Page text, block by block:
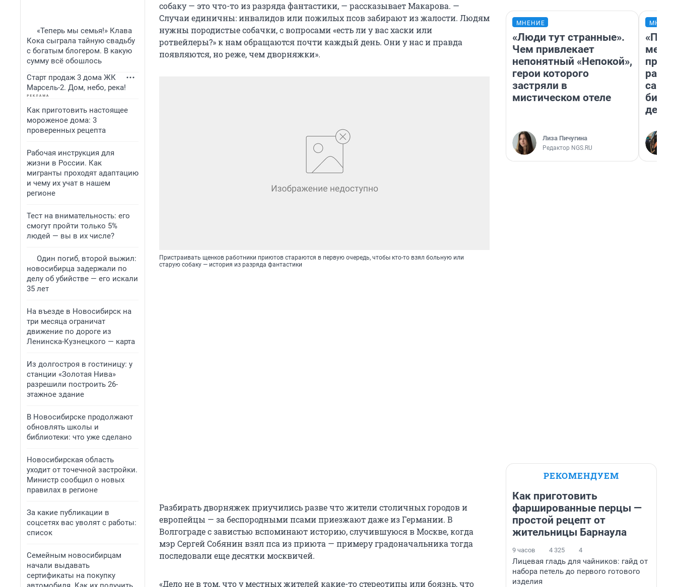
«Теперь мы семья!» Клава
Кока сыграла тайную свадьбу
с богатым блогером. В какую
сумму всё обошлось
Старт продаж 3 дома ЖК
Марсель-2. Дом, небо, река!
Как приготовить настоящее
мороженое дома: 3
проверенных рецепта
Рабочая инструкция для
жизни в России. Как
мигранты проходят адаптацию
и чему их учат в нашем
регионе
Тест на внимательность: его
смогут пройти только 5%
людей — вы в их числе?
Один погиб, второй выжил:
новосибирца задержали по
делу об убийстве — его искали
35 лет
На въезде в Новосибирск на
три месяца ограничат
движение по дороге из
Ленинска-Кузнецкого — карта
Из долгостроя в гостиницу: у
станции «Золотая Нива»
разрешили построить 26-
этажное здание
В Новосибирске продолжают
обновлять школы и
библиотеки: что уже сделано
Новосибирская область
уходит от точечной застройки.
Министр сообщил о новых
правилах в регионе
За какие публикации в
соцсетях вас уволят с работы:
список
Семейным новосибирцам
начали выдавать
сертификаты на покупку
собаку — это что-то из разряда фантастики, — рассказывает Макарова. —
Случаи единичны: инвалидов или пожилых псов забирают из жалости. Людям
нужны породистые собачки, с вопросами «есть ли у вас хаски или
ротвейлеры?» к нам обращаются почти каждый день. Они у нас и правда
появляются, но реже, чем дворняжки».
Пристраивать щенков работники приютов стараются в первую очередь, чтобы кто-то взял больную или
старую собаку — история из разряда фантастики
Разбирать дворняжек приучились разве что жители столичных городов и
европейцы — за беспородными псами приезжают даже из Германии. В
Волгограде с завистью вспоминают историю, случившуюся в Москве, когда
мэр Сергей Собянин взял пса из приюта — примеру градоначальника тогда
последовали еще десятки москвичей.
«Дело не в том, что у местных жителей какие-то стереотипы или боязнь, что
МНЕНИЕ
«Люди тут странные».
Чем привлекает
непонятный «Непокой»,
герои которого
застряли в
мистическом отеле
Лиза Пичугина
Редактор NGS.RU
РЕКОМЕНДУЕМ
Как приготовить
фаршированные перцы —
простой рецепт от
жительницы Барнаула
9 часов 4 325 4
Лицевая гладь для чайников: гайд от
набора петель до первого готового
изделия